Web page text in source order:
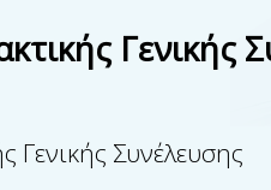
Γενικής
Γενικής Συνέλευσης